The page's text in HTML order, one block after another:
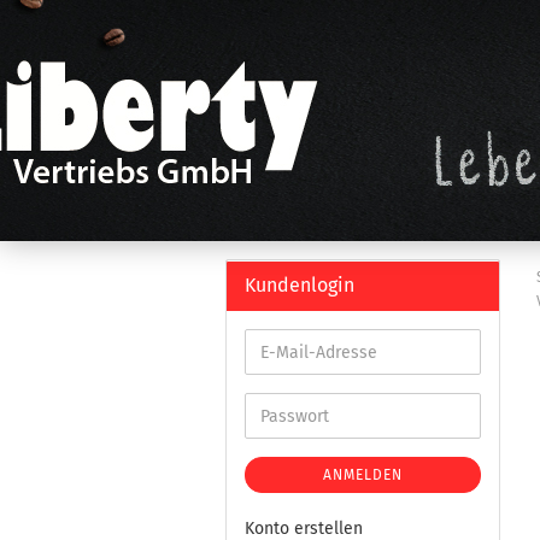
Kundenlogin
ANMELDEN
Konto erstellen